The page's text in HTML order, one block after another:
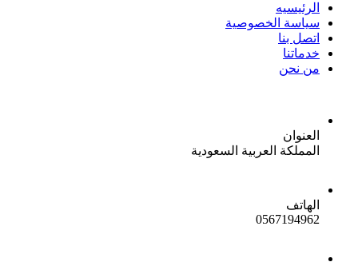
الرئيسيه
سياسة الخصوصية
اتصل بنا
خدماتنا
من نحن
العنوان
المملكة العربية السعودية
الهاتف
0567194962